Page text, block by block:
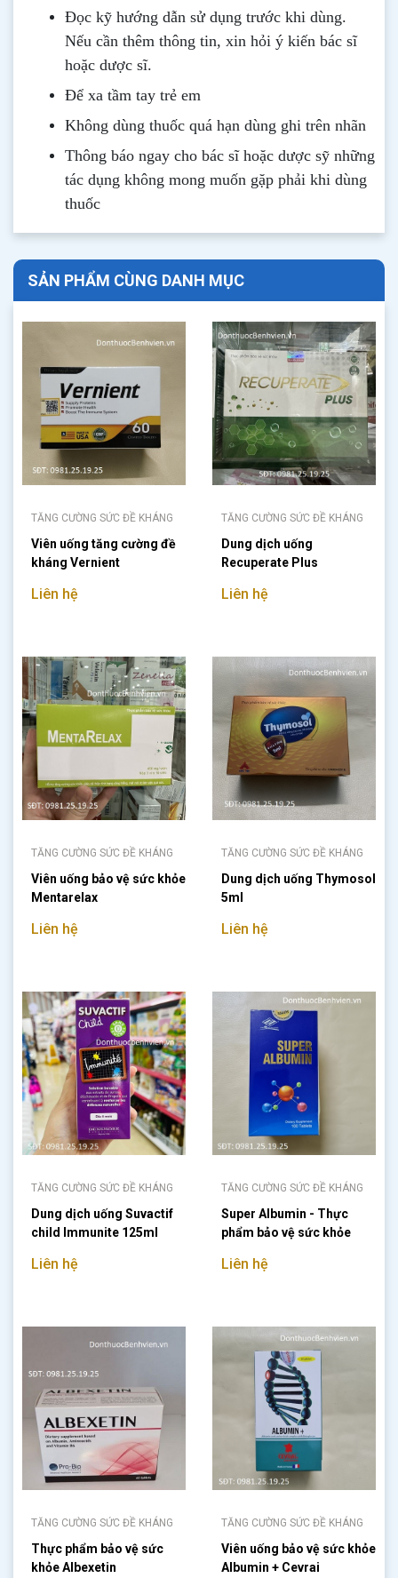
Đọc kỹ hướng dẫn sử dụng trước khi dùng.
Nếu cần thêm thông tin, xin hỏi ý kiến bác sĩ
hoặc dược sĩ.
Để xa tầm tay trẻ em
Không dùng thuốc quá hạn dùng ghi trên nhãn
Thông báo ngay cho bác sĩ hoặc dược sỹ những
tác dụng không mong muốn gặp phải khi dùng
thuốc
SẢN PHẨM CÙNG DANH MỤC
TĂNG CƯỜNG SỨC ĐỀ KHÁNG
Viên uống tăng cường đề
kháng Vernient
Liên hệ
TĂNG CƯỜNG SỨC ĐỀ KHÁNG
Dung dịch uống
Recuperate Plus
Liên hệ
TĂNG CƯỜNG SỨC ĐỀ KHÁNG
Viên uống bảo vệ sức khỏe
Mentarelax
Liên hệ
TĂNG CƯỜNG SỨC ĐỀ KHÁNG
Dung dịch uống Thymosol
5ml
Liên hệ
TĂNG CƯỜNG SỨC ĐỀ KHÁNG
Dung dịch uống Suvactif
child Immunite 125ml
Liên hệ
TĂNG CƯỜNG SỨC ĐỀ KHÁNG
Super Albumin - Thực
phẩm bảo vệ sức khỏe
Liên hệ
TĂNG CƯỜNG SỨC ĐỀ KHÁNG
Thực phẩm bảo vệ sức
khỏe Albexetin
TĂNG CƯỜNG SỨC ĐỀ KHÁNG
Viên uống bảo vệ sức khỏe
Albumin + Cevrai